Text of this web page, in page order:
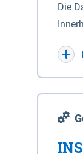
Die